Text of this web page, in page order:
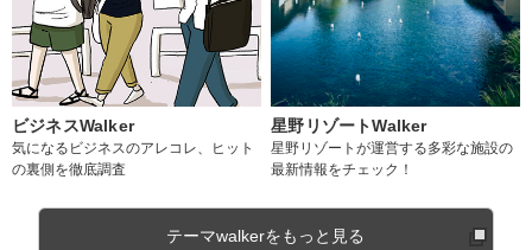
ビジネスWalker
気になるビジネスのアレコレ、ヒット
の裏側を徹底調査
星野リゾートWalker
星野リゾートが運営する多彩な施設の
最新情報をチェック！
テーマwalkerをもっと見る